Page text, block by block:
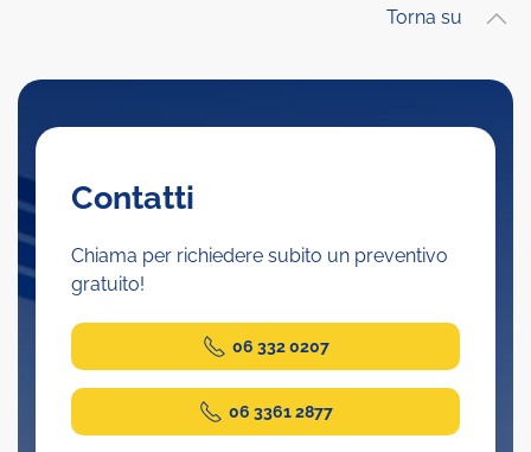
Torna su
Contatti
Chiama per richiedere subito un preventivo
gratuito!
06 332 0207
06 3361 2877